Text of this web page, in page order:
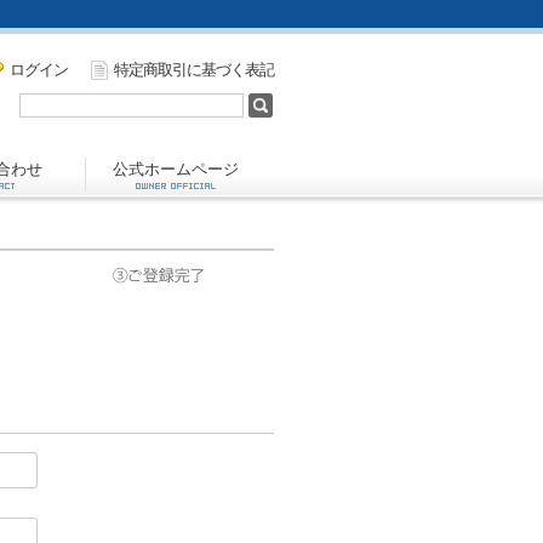
ログイン 特定商取引に基づく表記
わせ 公式ホームページ